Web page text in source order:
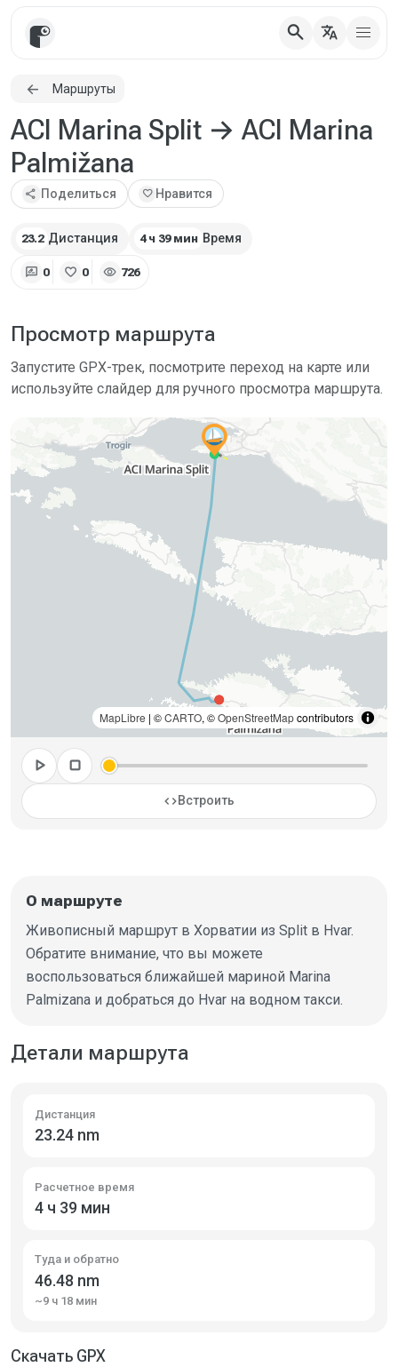
search translate
Маршруты
ACI Marina Split → ACI Marina
Palmižana
share Поделиться favorite Нравится
23.2 Дистанция 4 ч 39 мин Время
rate_review 0 favorite 0 visibility 726
Просмотр маршрута
Запустите GPX-трек, посмотрите переход на карте или
используйте слайдер для ручного просмотра маршрута.
MapLibre | ©CARTO, ©OpenStreetMapcontributors
play_arrow stop
codeВстроить
О маршруте
Живописный маршрут в Хорватии из Split в Hvar.
Обратите внимание, что вы можете
воспользоваться ближайшей мариной Marina
Palmizana и добраться до Hvar на водном такси.
Детали маршрута
Дистанция
23.24 nm
Расчетное время
4 ч 39 мин
Туда и обратно
46.48 nm
~9 ч 18 мин
Скачать GPX